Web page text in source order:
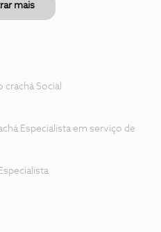
mais
crachá Social
Especialista em serviço de